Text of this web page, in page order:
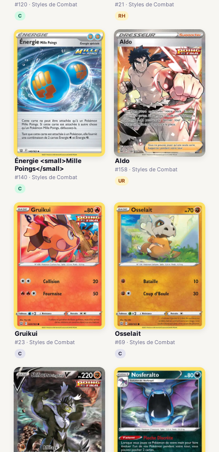
#120 · Styles de Combat
C
#21 · Styles de Combat
RH
Énergie <small>Mille
Poings</small>
#140 · Styles de Combat
C
Aldo
#158 · Styles de Combat
UR
Gruikui
#23 · Styles de Combat
C
Osselait
#69 · Styles de Combat
C